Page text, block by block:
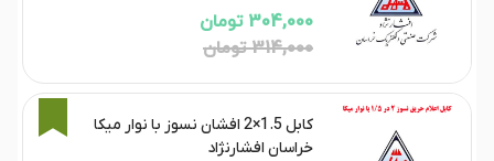
304,000 تومان
314,000 تومان
3%
کابل 1.5×2 افشان نسوز با نوار میکا
خراسان افشارنژاد